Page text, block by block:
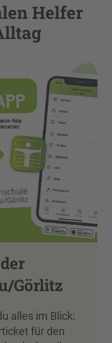
Helfer
Görlitz
alles im Blick:
für den